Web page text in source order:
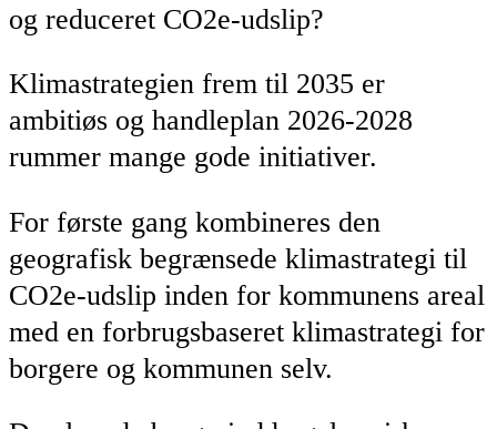
og reduceret CO2e-udslip?
Klimastrategien frem til 2035 er
ambitiøs og handleplan 2026-2028
rummer mange gode initiativer.
For første gang kombineres den
geografisk begrænsede klimastrategi til
CO2e-udslip inden for kommunens areal
med en forbrugsbaseret klimastrategi for
borgere og kommunen selv.